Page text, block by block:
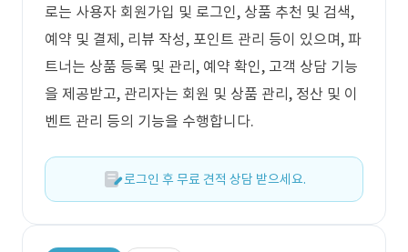
로는 사용자 회원가입 및 로그인, 상품 추천 및 검색,
예약 및 결제, 리뷰 작성, 포인트 관리 등이 있으며, 파
트너는 상품 등록 및 관리, 예약 확인, 고객 상담 기능
을 제공받고, 관리자는 회원 및 상품 관리, 정산 및 이
벤트 관리 등의 기능을 수행합니다.
로그인 후 무료 견적 상담 받으세요.